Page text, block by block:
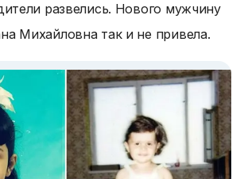
развелись. Нового мужчину
Михайловна так и не привела.